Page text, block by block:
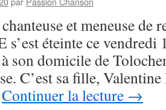
et meneuse de
éteinte ce vendredi
son domicile de
C’est sa fille,
Continuer la lecture →